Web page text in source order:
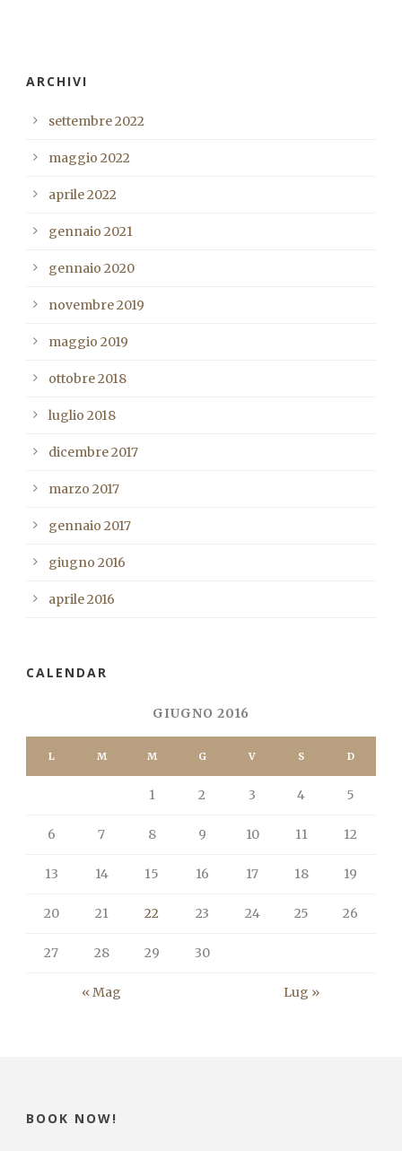
ARCHIVI
settembre 2022
maggio 2022
aprile 2022
gennaio 2021
gennaio 2020
novembre 2019
maggio 2019
ottobre 2018
luglio 2018
dicembre 2017
marzo 2017
gennaio 2017
giugno 2016
aprile 2016
CALENDAR
GIUGNO 2016
L M M G V S D
« Mag Lug »
1 2 3 4 5
6 7 8 9 10 11 12
13 14 15 16 17 18 19
20 21 22 23 24 25 26
27 28 29 30
BOOK NOW!